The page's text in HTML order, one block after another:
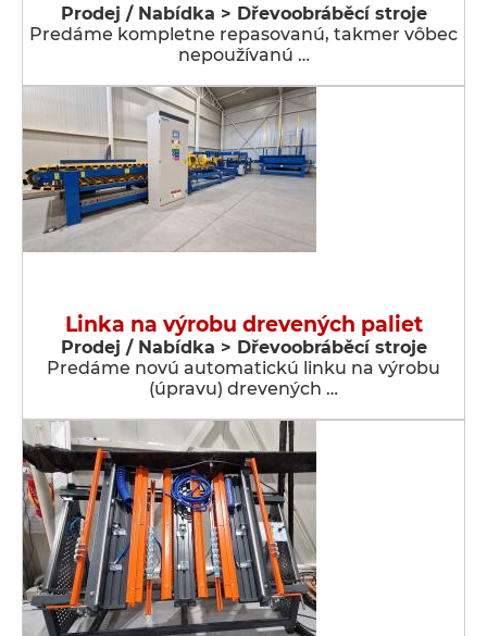
Prodej / Nabídka > Dřevoobráběcí stroje
Predáme kompletne repasovanú, takmer vôbec
nepoužívanú …
Linka na výrobu drevených paliet
Prodej / Nabídka > Dřevoobráběcí stroje
Predáme novú automatickú linku na výrobu
(úpravu) drevených …